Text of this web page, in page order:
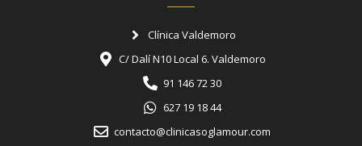
Clínica Valdemoro
C/ Dalí N10 Local 6. Valdemoro
91 146 72 30
627 19 18 44
contacto@clinicasoglamour.com